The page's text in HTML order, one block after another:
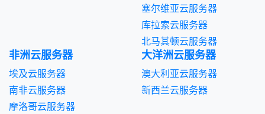
塞尔维亚云服务器
库拉索云服务器
北马其顿云服务器
非洲云服务器
埃及云服务器
南非云服务器
摩洛哥云服务器
大洋洲云服务器
澳大利亚云服务器
新西兰云服务器